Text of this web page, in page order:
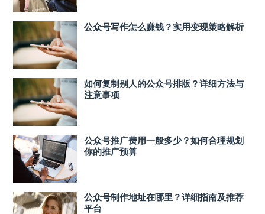
公众号写作怎么赚钱？实用变现策略解析
如何复制别人的公众号排版？详细方法与
注意事项
公众号推广费用一般多少？如何合理规划
你的推广预算
公众号制作地址在哪里？详细指南及推荐
平台